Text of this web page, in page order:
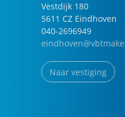
Vestdijk 180
5611 CZ Eindhoven
040-2696949
Naar vestiging